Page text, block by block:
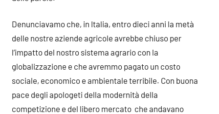
Denunciavamo che, in Italia, entro dieci anni la metà
delle nostre aziende agricole avrebbe chiuso per
l’impatto del nostro sistema agrario con la
globalizzazione e che avremmo pagato un costo
sociale, economico e ambientale terribile. Con buona
pace degli apologeti della modernità della
competizione e del libero mercato che andavano